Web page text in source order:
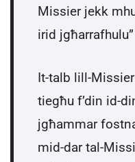
Missier jekk
irid
It-talb lill-
tiegħu f’din id-
jgħammar
mid-dar tal-